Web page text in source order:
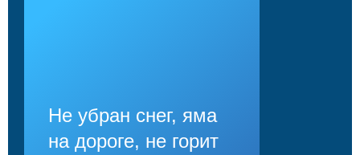
Не убран снег, яма
на дороге, не горит